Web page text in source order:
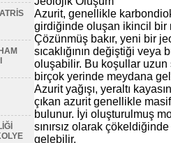
Azurit, genellikle
girdiğinde oluşan ikincil bir
Çözünmüş bakır, yeni bir
sıcaklığının değiştiği
oluşabilir. Bu koşullar uzun
birçok yerinde meydana
Azurit yağışı, yeraltı
çıkan azurit genellikle
bulunur. İyi oluşturulmuş
sınırsız olarak
gelebilir.